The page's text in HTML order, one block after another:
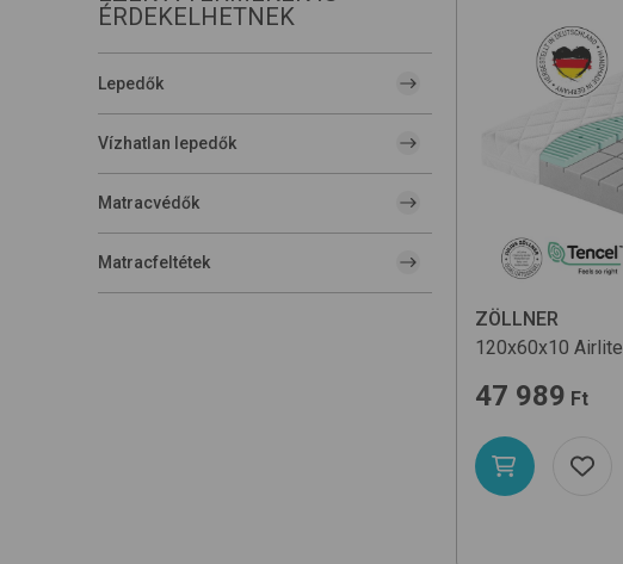
ÉRDEKELHETNEK
Lepedők
Vízhatlan lepedők
Matracvédők
Matracfeltétek
ZÖLLNER
120x60x10 Airlite
47 989 Ft